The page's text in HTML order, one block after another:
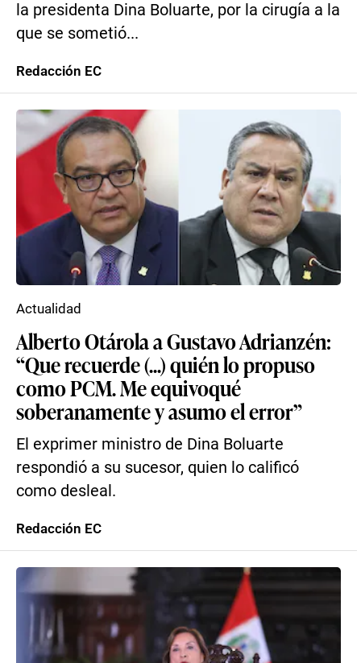
la presidenta Dina Boluarte, por la cirugía a la
que se sometió...
Redacción EC
Alberto Otárola a Gustavo Adrianzén:
“Que recuerde (...) quién lo propuso
como PCM. Me equivoqué
soberanamente y asumo el error”
El exprimer ministro de Dina Boluarte
respondió a su sucesor, quien lo calificó
como desleal.
Actualidad
Redacción EC